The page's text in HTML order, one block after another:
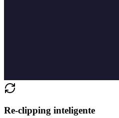
Re-clipping inteligente